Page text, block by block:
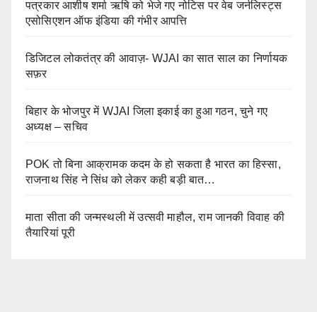
पत्रकार आशीष शर्मा ऋषि को भेजे गए नोटिस पर वेब जर्नलिस्ट्स
एसोसिएशन ऑफ इंडिया की गंभीर आपत्ति
डिजिटल लोकतंत्र की आवाज़- WJAI का सात साल का निर्णायक
सफ़र
बिहार के भोजपुर में WJAI जिला इकाई का हुआ गठन, चुने गए
अध्यक्ष – सचिव
POK तो बिना आक्रामक कदम के हो सकता है भारत का हिस्सा,
राजनाथ सिंह ने सिंध को लेकर कही बड़ी बात…
माता सीता की जन्मस्थली में उत्सवी माहौल, राम जानकी विवाह की
तैयारियां पूरी